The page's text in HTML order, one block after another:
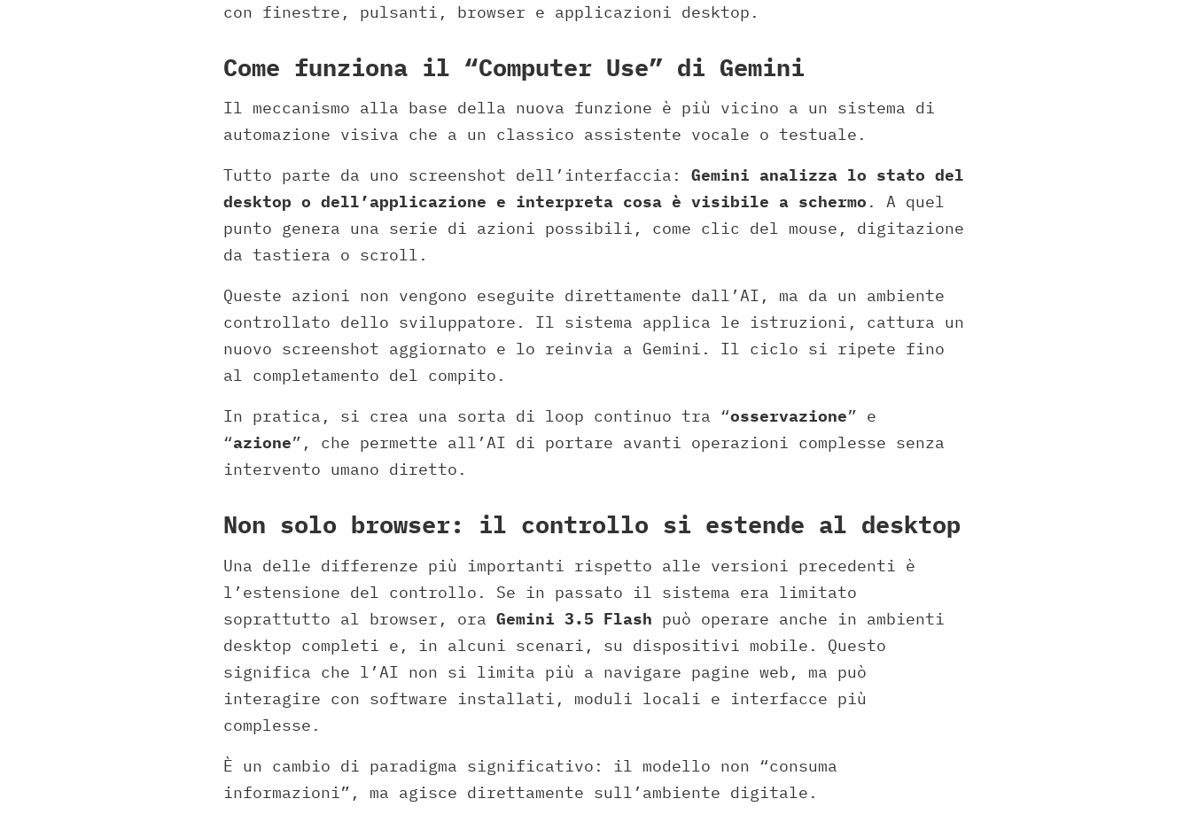
con finestre, pulsanti, browser e applicazioni desktop.
Come funziona il “Computer Use” di Gemini
Il meccanismo alla base della nuova funzione è più vicino a un sistema di
automazione visiva che a un classico assistente vocale o testuale.
Tutto parte da uno screenshot dell’interfaccia: Gemini analizza lo stato del
desktop o dell’applicazione e interpreta cosa è visibile a schermo . A quel
punto genera una serie di azioni possibili, come clic del mouse, digitazione
da tastiera o scroll.
Queste azioni non vengono eseguite direttamente dall’AI, ma da un ambiente
controllato dello sviluppatore. Il sistema applica le istruzioni, cattura un
nuovo screenshot aggiornato e lo reinvia a Gemini. Il ciclo si ripete fino
al completamento del compito.
In pratica, si crea una sorta di loop continuo tra “osservazione” e
“azione”, che permette all’AI di portare avanti operazioni complesse senza
intervento umano diretto.
Non solo browser: il controllo si estende al desktop
Una delle differenze più importanti rispetto alle versioni precedenti è
l’estensione del controllo. Se in passato il sistema era limitato
soprattutto al browser, ora Gemini 3.5 Flash può operare anche in ambienti
desktop completi e, in alcuni scenari, su dispositivi mobile. Questo
significa che l’AI non si limita più a navigare pagine web, ma può
interagire con software installati, moduli locali e interfacce più
complesse.
È un cambio di paradigma significativo: il modello non “consuma
informazioni”, ma agisce direttamente sull’ambiente digitale.